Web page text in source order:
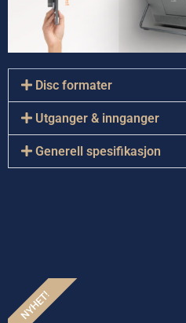
Disc formater
Utganger & innganger
Generell spesifikasjon
NYHET!